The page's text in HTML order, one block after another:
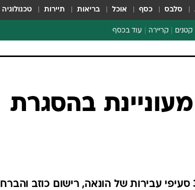
סלבס כסף אוכל בריאות תיירות טכנולוגיה
קריירה עוד בכסף
ספורט ביזנס
בהסגרת
אלכסנדר חשוד בארצות הברית בכ-32 סעיפי עבירות של הונאה, רישום כוזב